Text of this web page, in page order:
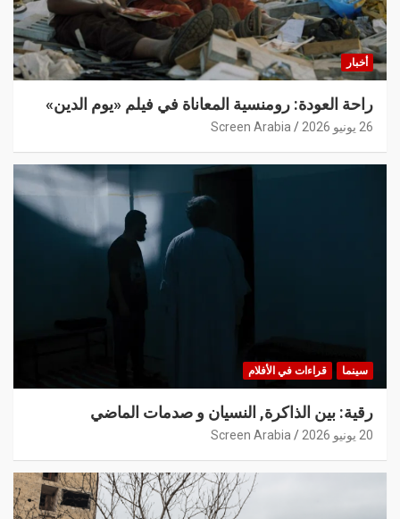
أخبار
راحة العودة: رومنسية المعاناة في فيلم «يوم الدين»
26 يونيو 2026 Screen Arabia
سينما قراءات في الأفلام
رقية: بين الذاكرة, النسيان و صدمات الماضي
20 يونيو 2026 Screen Arabia